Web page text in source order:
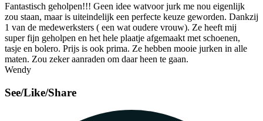
Fantastisch geholpen!!! Geen idee watvoor jurk me nou eigenlijk
zou staan, maar is uiteindelijk een perfecte keuze geworden. Dankzij
1 van de medewerksters ( een wat oudere vrouw). Ze heeft mij
super fijn geholpen en het hele plaatje afgemaakt met schoenen,
tasje en bolero. Prijs is ook prima. Ze hebben mooie jurken in alle
maten. Zou zeker aanraden om daar heen te gaan.
Wendy
See/Like/Share